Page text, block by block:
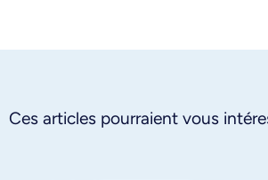
Ces articles pourraient vous